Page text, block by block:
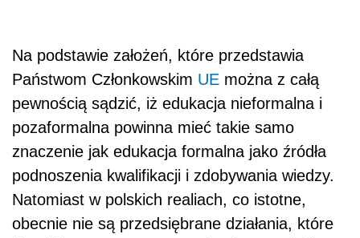
Na podstawie założeń, które przedstawia
Państwom Członkowskim UE można z całą
pewnością sądzić, iż edukacja nieformalna i
pozaformalna powinna mieć takie samo
znaczenie jak edukacja formalna jako źródła
podnoszenia kwalifikacji i zdobywania wiedzy.
Natomiast w polskich realiach, co istotne,
obecnie nie są przedsiębrane działania, które